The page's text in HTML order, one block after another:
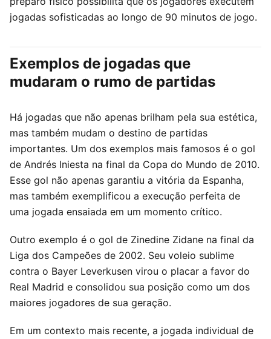
jogadas sofisticadas ao longo de 90 minutos de jogo.
Exemplos de jogadas que
mudaram o rumo de partidas
Há jogadas que não apenas brilham pela sua estética,
mas também mudam o destino de partidas
importantes. Um dos exemplos mais famosos é o gol
de Andrés Iniesta na final da Copa do Mundo de 2010.
Esse gol não apenas garantiu a vitória da Espanha,
mas também exemplificou a execução perfeita de
uma jogada ensaiada em um momento crítico.
Outro exemplo é o gol de Zinedine Zidane na final da
Liga dos Campeões de 2002. Seu voleio sublime
contra o Bayer Leverkusen virou o placar a favor do
Real Madrid e consolidou sua posição como um dos
maiores jogadores de sua geração.
Em um contexto mais recente, a jogada individual de